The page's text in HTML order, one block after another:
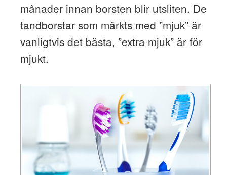
månader innan borsten blir utsliten. De
tandborstar som märkts med ”mjuk” är
vanligtvis det bästa, ”extra mjuk” är för
mjukt.